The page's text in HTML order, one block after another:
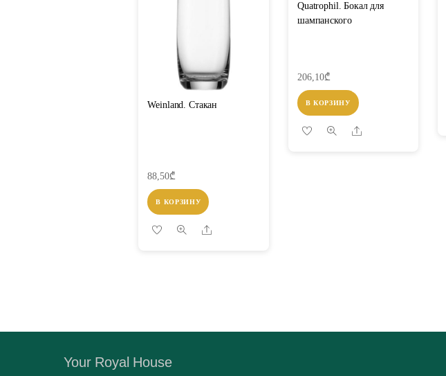
Weinland. Стакан
88,50₾
В КОРЗИНУ
Share
Quatrophil. Бокал для
шампанского
206,10₾
В КОРЗИНУ
Share
Your Royal House